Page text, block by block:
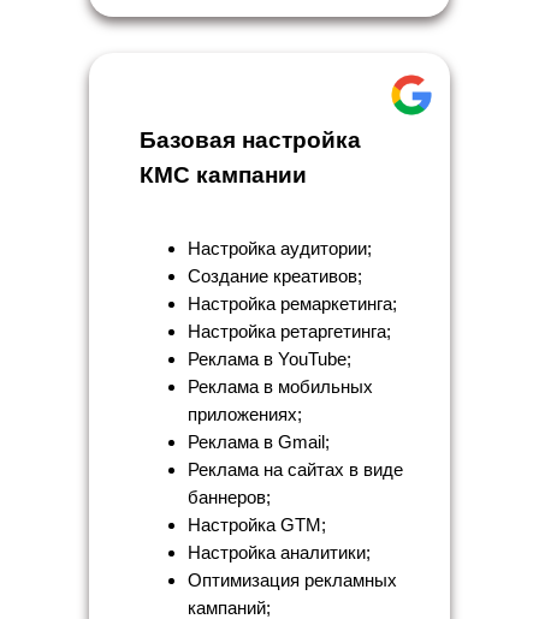
Базовая настройка
КМС кампании
Настройка аудитории;
Создание креативов;
Настройка ремаркетинга;
Настройка ретаргетинга;
Реклама в YouTube;
Реклама в мобильных
приложениях;
Реклама в Gmail;
Реклама на сайтах в виде
баннеров;
Настройка GTM;
Настройка аналитики;
Оптимизация рекламных
кампаний;